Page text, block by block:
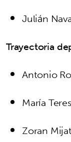
Julián
Trayectoria
Antonio
María
Zoran